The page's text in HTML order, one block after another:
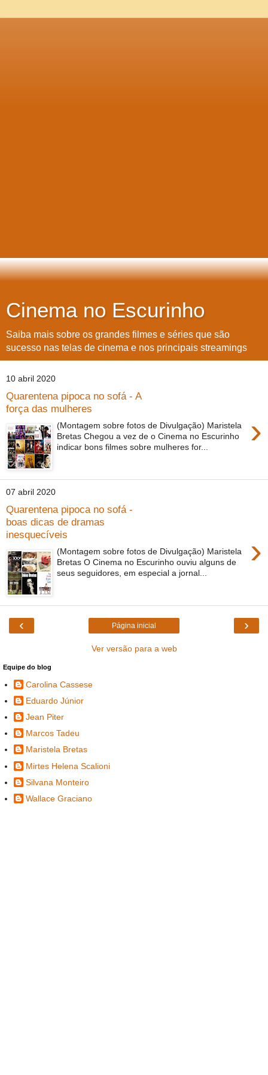
Cinema no Escurinho
Saiba mais sobre os grandes filmes e séries que são
sucesso nas telas de cinema e nos principais streamings
10 abril 2020
Quarentena pipoca no sofá - A
força das mulheres
›
(Montagem sobre fotos de Divulgação) Maristela
Bretas Chegou a vez de o Cinema no Escurinho
indicar bons filmes sobre mulheres for...
07 abril 2020
Quarentena pipoca no sofá -
boas dicas de dramas
inesquecíveis
›
(Montagem sobre fotos de Divulgação) Maristela
Bretas O Cinema no Escurinho ouviu alguns de
seus seguidores, em especial a jornal...
‹ ›
Página inicial
Ver versão para a web
Equipe do blog
Carolina Cassese
Eduardo Júnior
Jean Piter
Marcos Tadeu
Maristela Bretas
Mirtes Helena Scalioni
Silvana Monteiro
Wallace Graciano